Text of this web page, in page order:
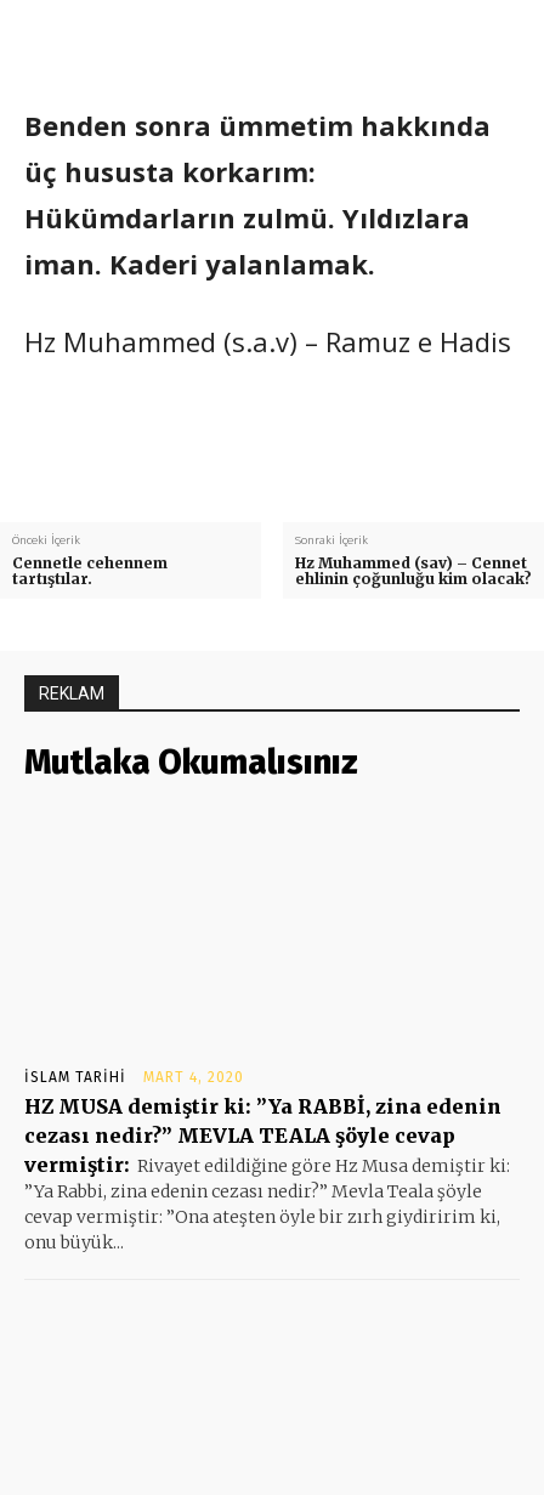
Benden sonra ümmetim hakkında
üç hususta korkarım:
Hükümdarların zulmü. Yıldızlara
iman. Kaderi yalanlamak.
Hz Muhammed (s.a.v) – Ramuz e Hadis
Önceki İçerik
Cennetle cehennem
tartıştılar.
Sonraki İçerik
Hz Muhammed (sav) – Cennet
ehlinin çoğunluğu kim olacak?
REKLAM
Mutlaka Okumalısınız
İSLAM TARIHI MART 4, 2020
HZ MUSA demiştir ki: ”Ya RABBİ, zina edenin
cezası nedir?” MEVLA TEALA şöyle cevap
vermiştir: Rivayet edildiğine göre Hz Musa demiştir ki:
”Ya Rabbi, zina edenin cezası nedir?” Mevla Teala şöyle
cevap vermiştir: ”Ona ateşten öyle bir zırh giydiririm ki,
onu büyük...